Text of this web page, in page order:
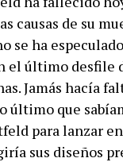
causas de su
se ha
el último desfile
Jamás hacía
último que
para lanzar
sus diseños